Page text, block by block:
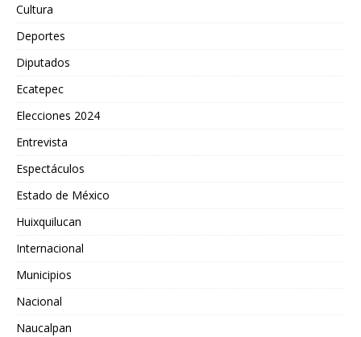
Cultura
Deportes
Diputados
Ecatepec
Elecciones 2024
Entrevista
Espectáculos
Estado de México
Huixquilucan
Internacional
Municipios
Nacional
Naucalpan